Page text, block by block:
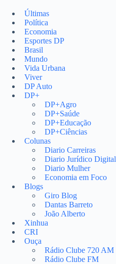
para
conteúdo
Últimas
Política
Economia
Esportes DP
Brasil
Mundo
Vida Urbana
Viver
DP Auto
DP+
DP+Agro
DP+Saúde
DP+Educação
DP+Ciências
Colunas
Diario Carreiras
Diario Jurídico Digital
Diario Mulher
Economia em Foco
Blogs
Giro Blog
Dantas Barreto
João Alberto
Xinhua
CRI
Ouça
Rádio Clube 720 AM
Rádio Clube FM